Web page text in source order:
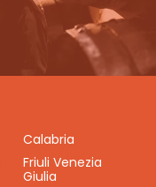
Calabria
Friuli Venezia
Giulia